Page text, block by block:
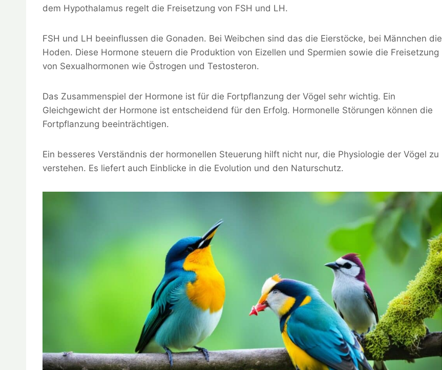
dem Hypothalamus regelt die Freisetzung von FSH und LH.
FSH und LH beeinflussen die Gonaden. Bei Weibchen sind das die Eierstöcke, bei Männchen die
Hoden. Diese Hormone steuern die Produktion von Eizellen und Spermien sowie die Freisetzung
von Sexualhormonen wie Östrogen und Testosteron.
Das Zusammenspiel der Hormone ist für die Fortpflanzung der Vögel sehr wichtig. Ein
Gleichgewicht der Hormone ist entscheidend für den Erfolg. Hormonelle Störungen können die
Fortpflanzung beeinträchtigen.
Ein besseres Verständnis der hormonellen Steuerung hilft nicht nur, die Physiologie der Vögel zu
verstehen. Es liefert auch Einblicke in die Evolution und den Naturschutz.